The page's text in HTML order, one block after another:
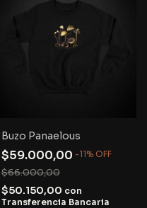
Buzo Panaelous
$59.000,00 -11% OFF
$66.000,00
$50.150,00 con
Transferencia Bancaria